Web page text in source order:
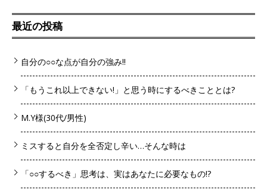
最近の投稿
自分の○○な点が自分の強み!!
「もうこれ以上できない!」と思う時にするべきこととは?
M.Y様(30代/男性)
ミスすると自分を全否定し辛い…そんな時は
「○○するべき」思考は、実はあなたに必要なもの!?